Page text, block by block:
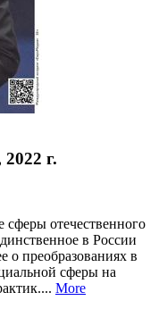
г.
отечественного
в России
о преобразованиях в
сферы на
More